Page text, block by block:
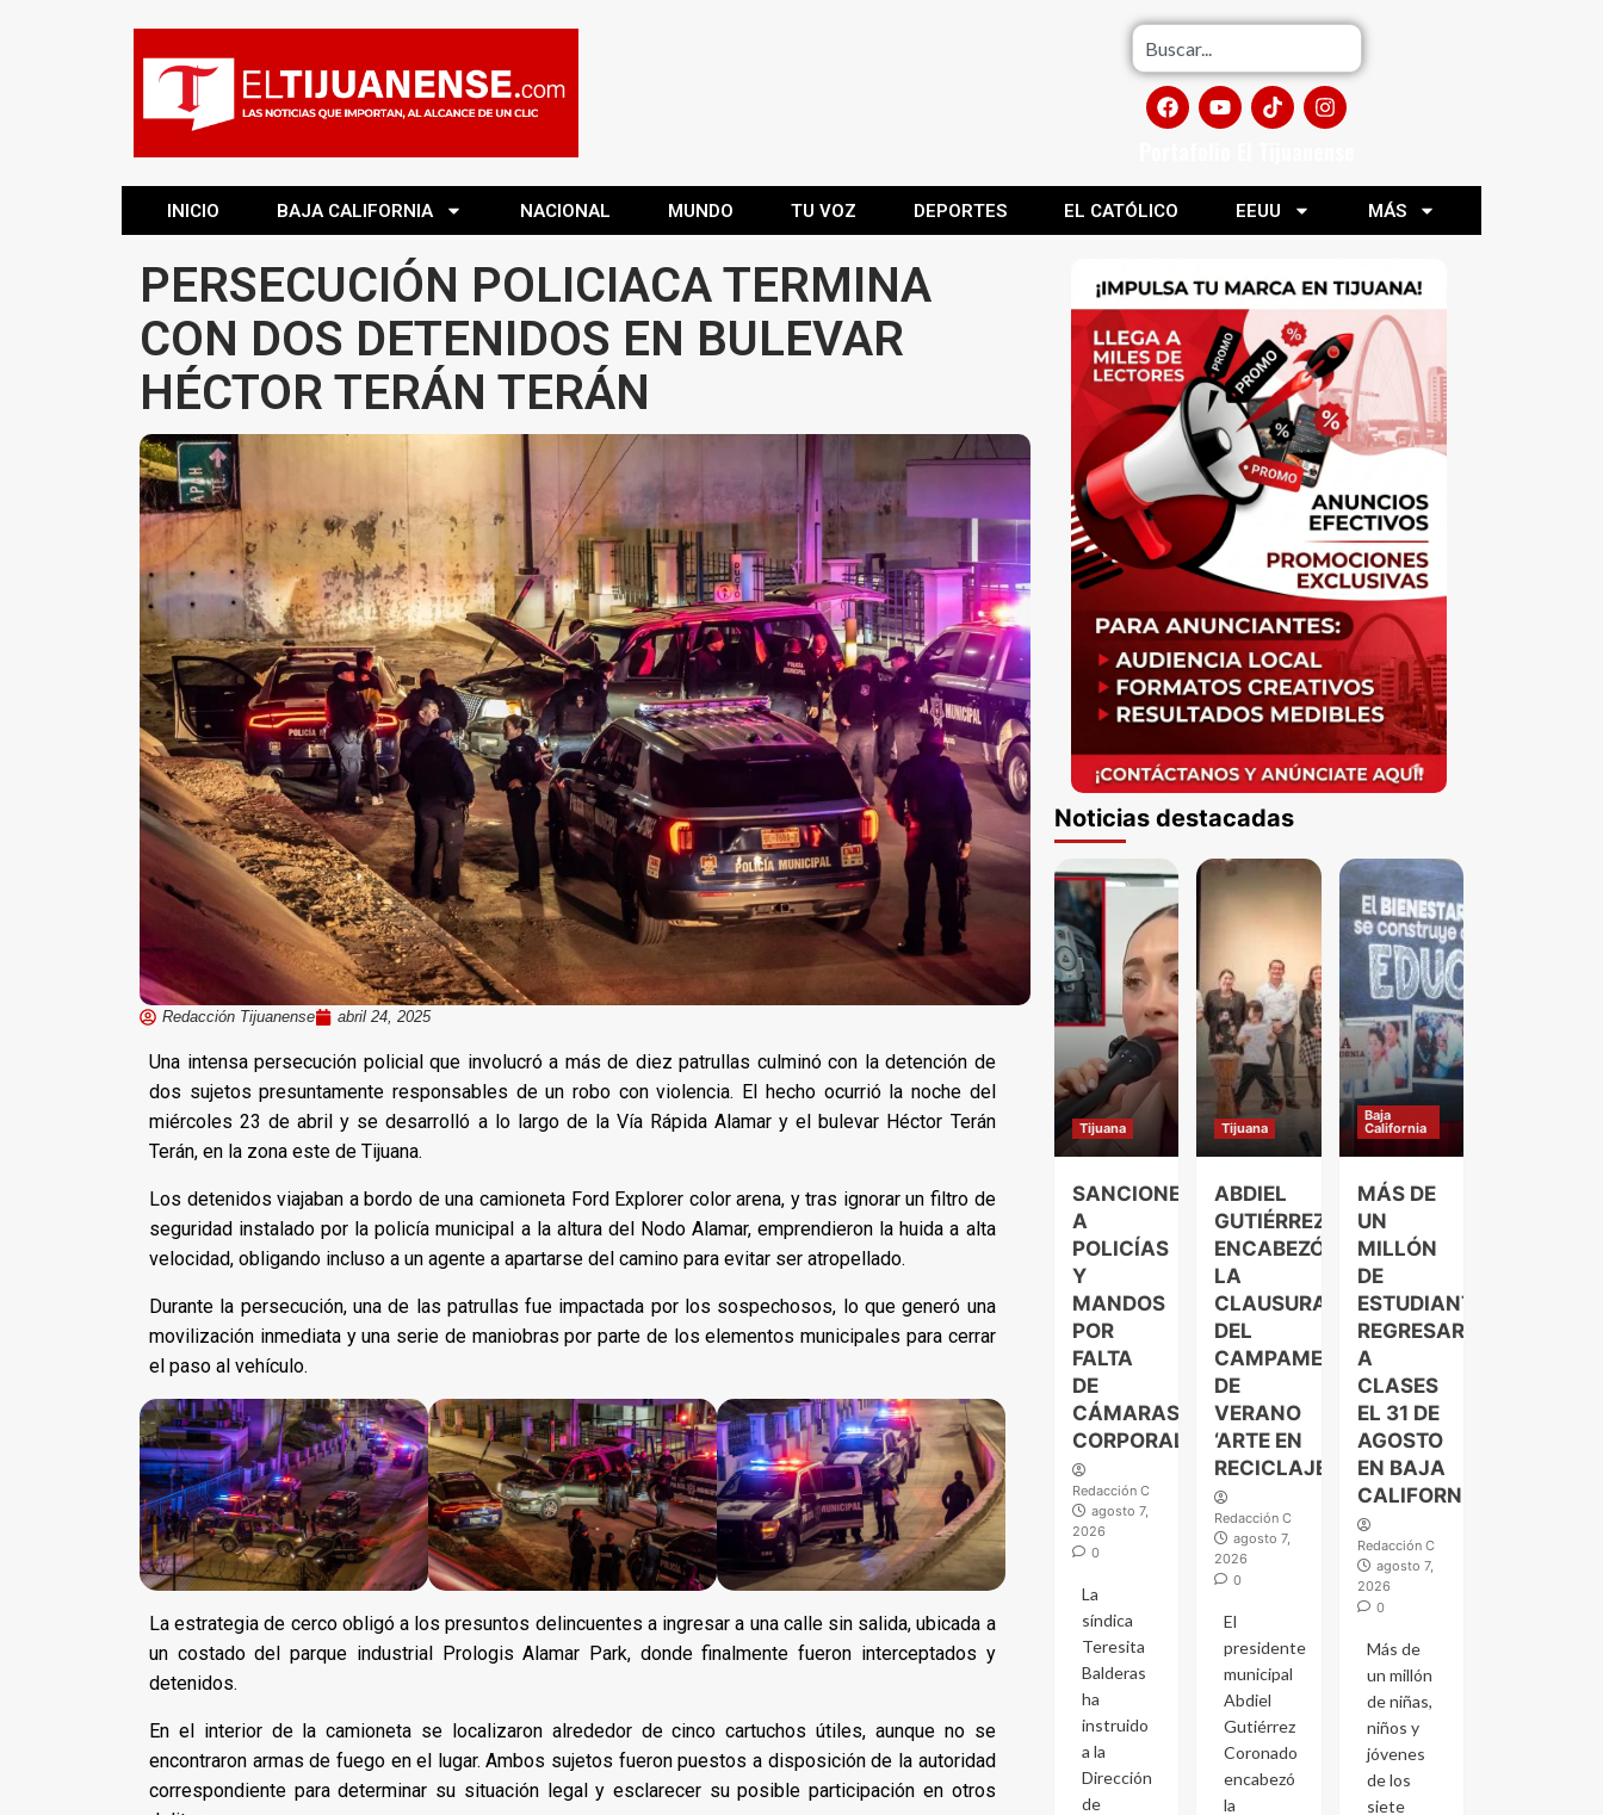
INICIO BAJA CALIFORNIA NACIONAL MUNDO TU VOZ DEPORTES EL CATÓLICO EEUU MÁS
PERSECUCIÓN POLICIACA TERMINA
CON DOS DETENIDOS EN BULEVAR
HÉCTOR TERÁN TERÁN
Redacción Tijuanense abril 24, 2025
Una intensa persecución policial que involucró a más de diez patrullas culminó con la detención de
dos sujetos presuntamente responsables de un robo con violencia. El hecho ocurrió la noche del
miércoles 23 de abril y se desarrolló a lo largo de la Vía Rápida Alamar y el bulevar Héctor Terán
Terán, en la zona este de Tijuana.
Los detenidos viajaban a bordo de una camioneta Ford Explorer color arena, y tras ignorar un filtro de
seguridad instalado por la policía municipal a la altura del Nodo Alamar, emprendieron la huida a alta
velocidad, obligando incluso a un agente a apartarse del camino para evitar ser atropellado.
Durante la persecución, una de las patrullas fue impactada por los sospechosos, lo que generó una
movilización inmediata y una serie de maniobras por parte de los elementos municipales para cerrar
el paso al vehículo.
La estrategia de cerco obligó a los presuntos delincuentes a ingresar a una calle sin salida, ubicada a
un costado del parque industrial Prologis Alamar Park, donde finalmente fueron interceptados y
detenidos.
En el interior de la camioneta se localizaron alrededor de cinco cartuchos útiles, aunque no se
encontraron armas de fuego en el lugar. Ambos sujetos fueron puestos a disposición de la autoridad
correspondiente para determinar su situación legal y esclarecer su posible participación en otros
Noticias destacadas
Tijuana
SANCIONES
A
POLICÍAS
Y
MANDOS
POR
FALTA
DE
CÁMARAS
CORPORALES
Redacción C
agosto 7,
2026
0
La
síndica
Teresita
Balderas
ha
instruido
a la
Dirección
de
Tijuana
ABDIEL
GUTIÉRREZ
ENCABEZÓ
LA
CLAUSURA
DEL
CAMPAMENTO
DE
VERANO
‘ARTE EN
RECICLAJE’
Redacción C
agosto 7,
2026
0
El
presidente
municipal
Abdiel
Gutiérrez
Coronado
encabezó
la
Baja
California
MÁS DE
UN
MILLÓN
DE
ESTUDIANTES
REGRESARÁN
A
CLASES
EL 31 DE
AGOSTO
EN BAJA
CALIFORNIA
Redacción C
agosto 7,
2026
0
Más de
un millón
de niñas,
niños y
jóvenes
de los
siete